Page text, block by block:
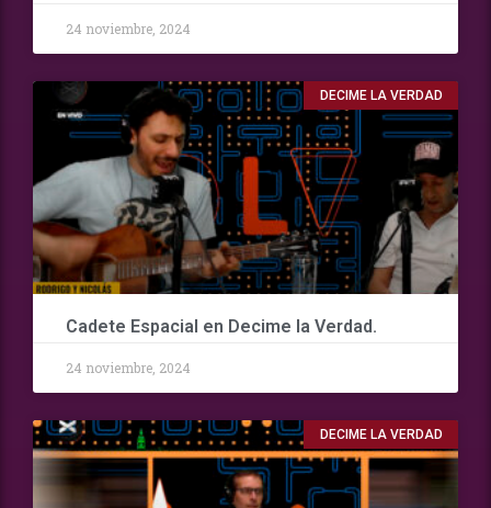
24 noviembre, 2024
DECIME LA VERDAD
Cadete Espacial en Decime la Verdad.
24 noviembre, 2024
DECIME LA VERDAD